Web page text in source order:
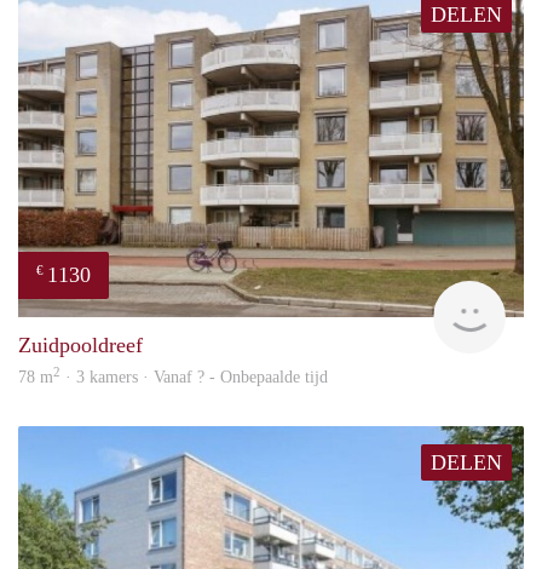
DELEN
€ 1130
rent
Zuidpooldreef
78 m2 · 3 kamers · Vanaf ? - Onbepaalde tijd
DELEN